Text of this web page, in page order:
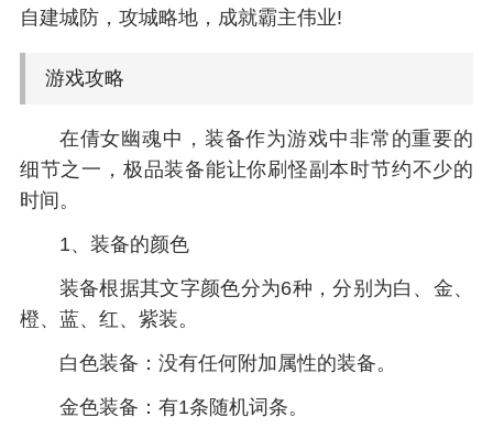
自建城防，攻城略地，成就霸主伟业!
游戏攻略
在倩女幽魂中，装备作为游戏中非常的重要的
细节之一，极品装备能让你刷怪副本时节约不少的
时间。
1、装备的颜色
装备根据其文字颜色分为6种，分别为白、金、
橙、蓝、红、紫装。
白色装备：没有任何附加属性的装备。
金色装备：有1条随机词条。